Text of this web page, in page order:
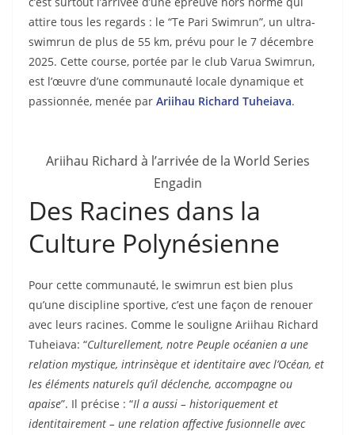
attire tous les regards : le “Te Pari Swimrun”, un ultra-
swimrun de plus de 55 km, prévu pour le 7 décembre
2025. Cette course, portée par le club Varua Swimrun,
est l’œuvre d’une communauté locale dynamique et
passionnée, menée par Ariihau Richard Tuheiava.
Ariihau Richard à l’arrivée de la World Series
Engadin
Des Racines dans la
Culture Polynésienne
Pour cette communauté, le swimrun est bien plus
qu’une discipline sportive, c’est une façon de renouer
avec leurs racines. Comme le souligne Ariihau Richard
Tuheiava: “Culturellement, notre Peuple océanien a une
relation mystique, intrinsèque et identitaire avec l’Océan, et
les éléments naturels qu’il déclenche, accompagne ou
apaise”. Il précise : “Il a aussi – historiquement et
identitairement – une relation affective fusionnelle avec